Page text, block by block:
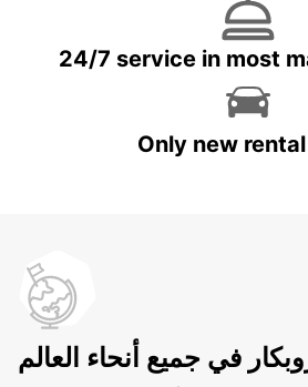
24/7 service in most
Only new
في جميع أنحاء العالم